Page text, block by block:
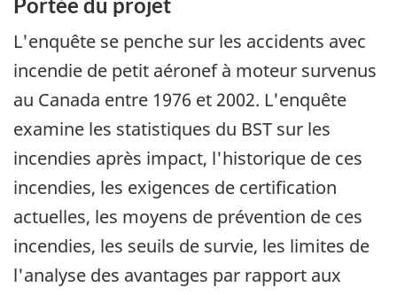
L'enquête se penche sur les accidents avec
incendie de petit aéronef à moteur survenus
au Canada entre 1976 et 2002. L'enquête
examine les statistiques du BST sur les
incendies après impact, l'historique de ces
incendies, les exigences de certification
actuelles, les moyens de prévention de ces
incendies, les seuils de survie, les limites de
l'analyse des avantages par rapport aux